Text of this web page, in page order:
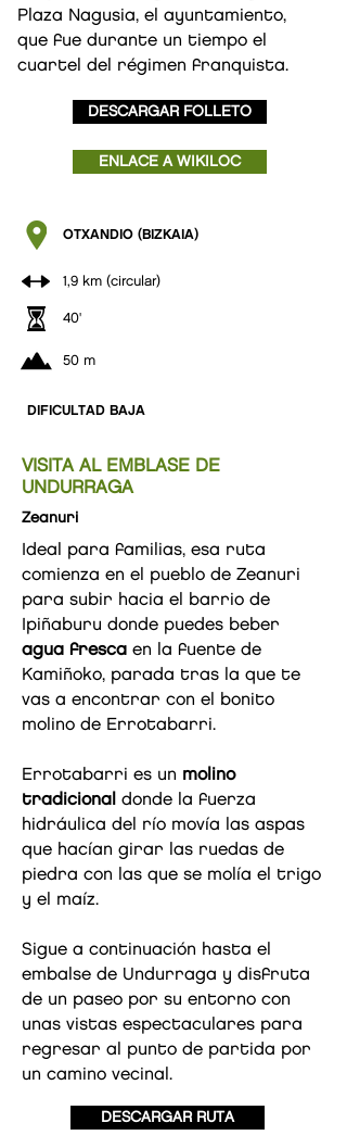
Plaza Nagusia, el ayuntamiento,
que fue durante un tiempo el
cuartel del régimen franquista.
DESCARGAR FOLLETO
ENLACE A WIKILOC
OTXANDIO (BIZKAIA)
1,9 km (circular)
40'
50 m
DIFICULTAD BAJA
VISITA AL EMBLASE DE
UNDURRAGA
Zeanuri
Ideal para familias, esa ruta
comienza en el pueblo de Zeanuri
para subir hacia el barrio de
Ipiñaburu donde puedes beber
agua fresca en la fuente de
Kamiñoko, parada tras la que te
vas a encontrar con el bonito
molino de Errotabarri.
Errotabarri es un molino
tradicional donde la fuerza
hidráulica del río movía las aspas
que hacían girar las ruedas de
piedra con las que se molía el trigo
y el maíz.
Sigue a continuación hasta el
embalse de Undurraga y disfruta
de un paseo por su entorno con
unas vistas espectaculares para
regresar al punto de partida por
un camino vecinal.
DESCARGAR RUTA